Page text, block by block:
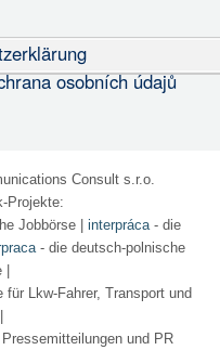
osobních údajů
Consult s.r.o.
Projekte:
Jobbörse| interpráca- die
- die deutsch-polnische
Lkw-Fahrer, Transport und
und PR